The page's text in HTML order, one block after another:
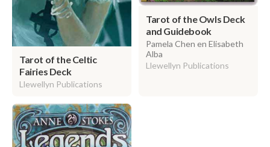
Tarot of the Celtic
Fairies Deck
Llewellyn Publications
Tarot of the Owls Deck
and Guidebook
Pamela Chen en Elisabeth
Alba
Llewellyn Publications